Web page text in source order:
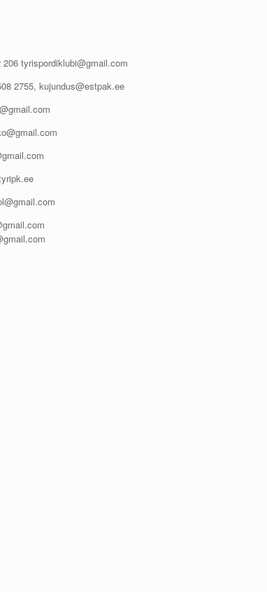
tyrispordiklubi@gmail.com
2755, kujundus@estpak.ee